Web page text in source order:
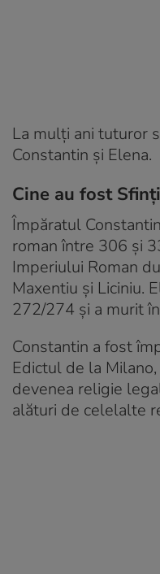
La mulți ani tuturor
Constantin și Elena.
Cine au fost
Împăratul
roman între 306 și
Imperiului Roman
Maxentiu și Liciniu.
272/274 și a murit
Constantin a fost
Edictul de la
devenea religie
alături de celelalte